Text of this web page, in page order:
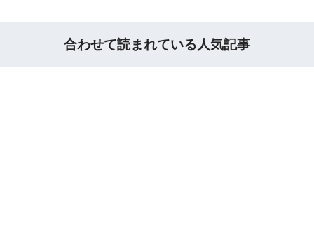
合わせて読まれている人気記事